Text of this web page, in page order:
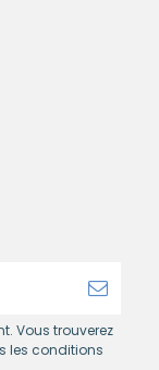
Vous trouverez
les conditions